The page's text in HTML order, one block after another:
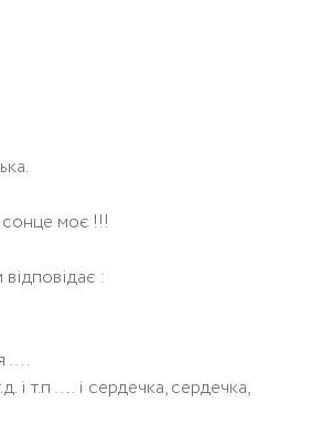
моє !!!
:
….
і т.п …. і сердечка, сердечка,